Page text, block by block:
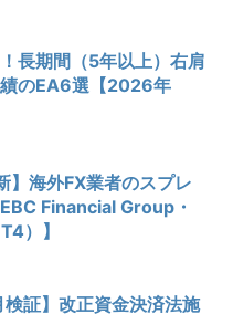
長期間（5年以上）右肩
績のEA6選【2026年
】海外FX業者のスプレ
Financial Group・
）】
検証】改正資金決済法施